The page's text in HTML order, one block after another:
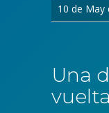
10 de May
Una